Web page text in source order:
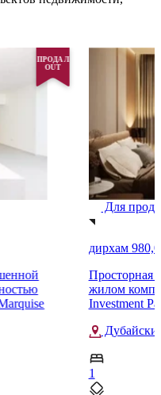
ПРОДАЛ
OUT
Для
дирхам
Просторная
жилом
Investment
1